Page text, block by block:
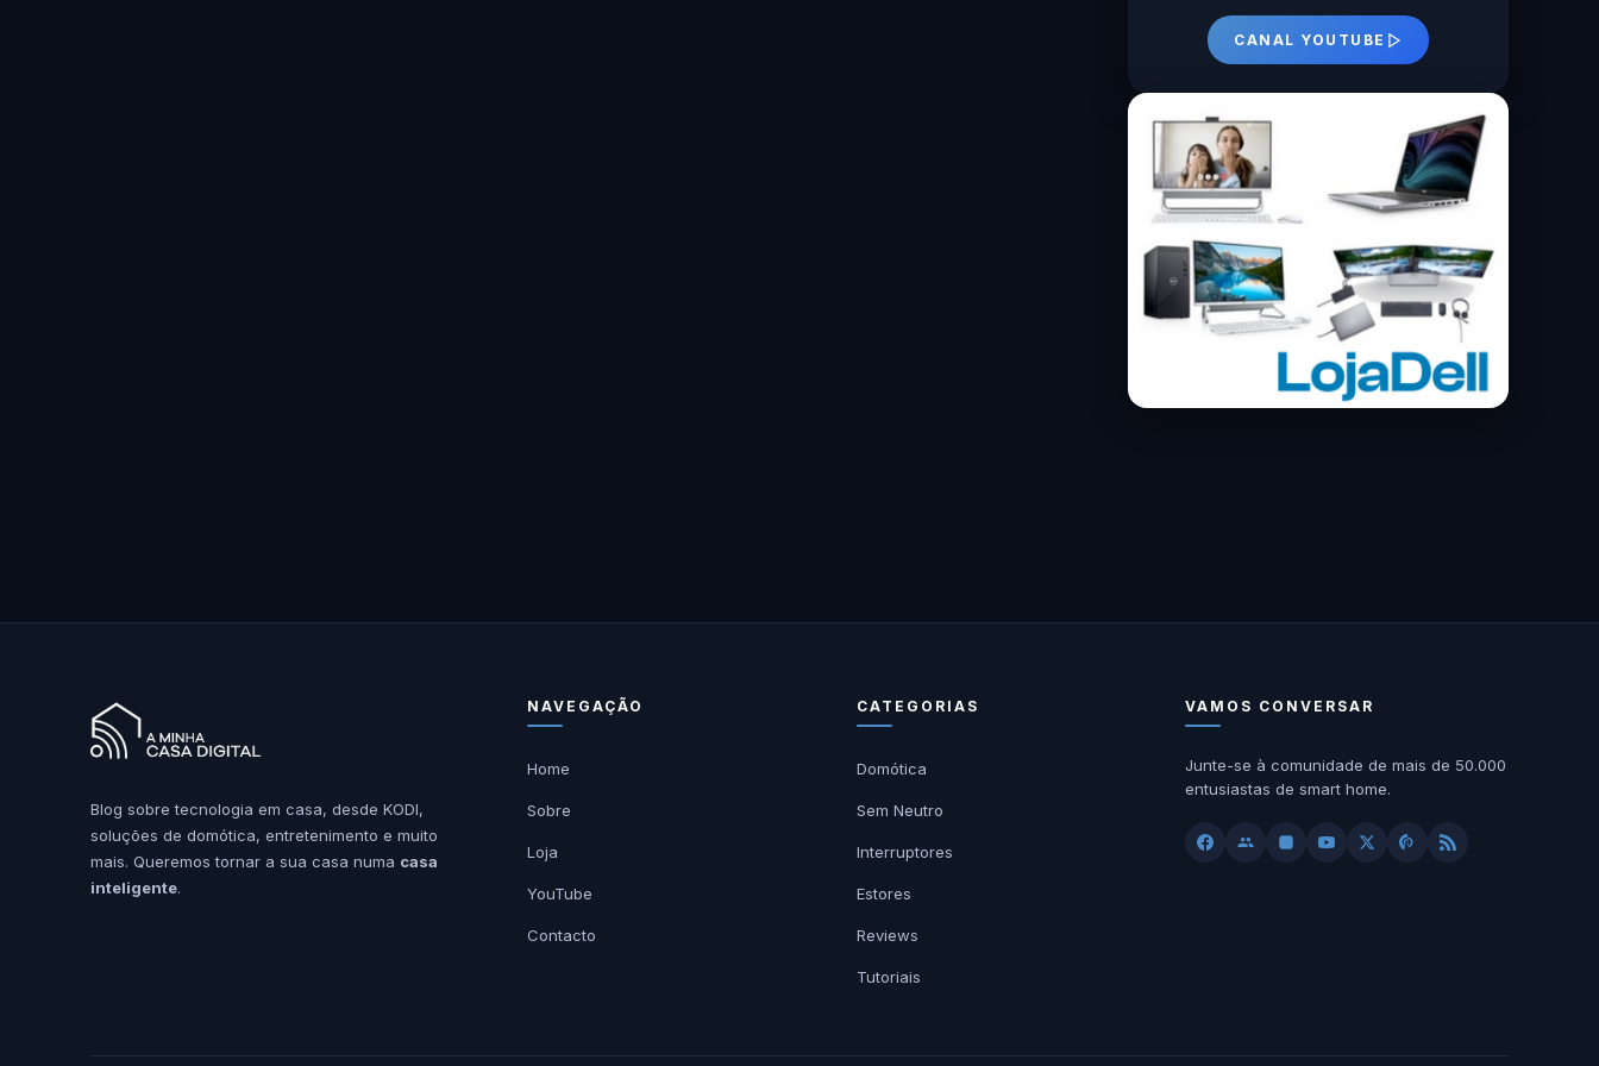
CANAL YOUTUBE
Blog sobre tecnologia em casa, desde KODI,
soluções de domótica, entretenimento e muito
mais. Queremos tornar a sua casa numa casa
inteligente.
NAVEGAÇÃO
Home
Sobre
Loja
YouTube
Contacto
CATEGORIAS
Domótica
Sem Neutro
Interruptores
Estores
Reviews
Tutoriais
VAMOS CONVERSAR
Junte-se à comunidade de mais de 50.000
entusiastas de smart home.